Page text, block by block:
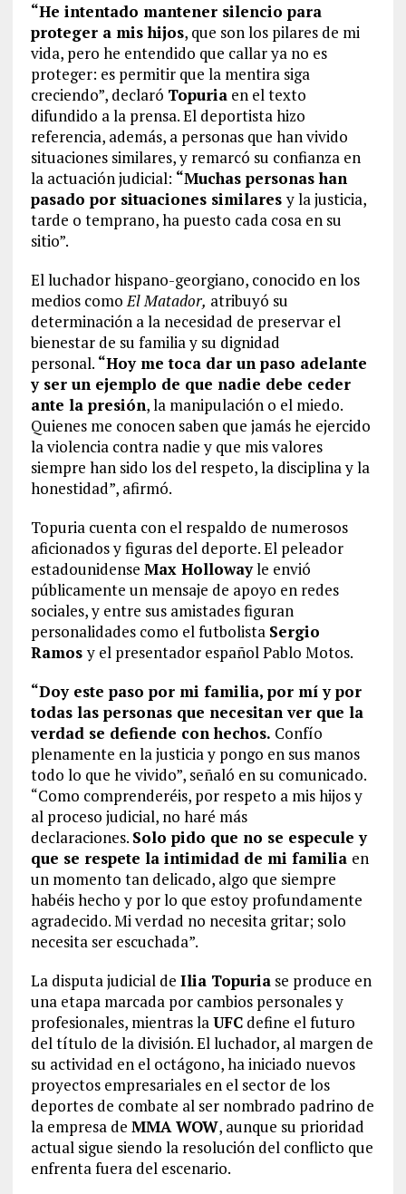
“He intentado mantener silencio para
proteger a mis hijos, que son los pilares de mi
vida, pero he entendido que callar ya no es
proteger: es permitir que la mentira siga
creciendo”, declaró Topuriaen el texto
difundido a la prensa. El deportista hizo
referencia, además, a personas que han vivido
situaciones similares, y remarcó su confianza en
la actuación judicial: “Muchas personas han
pasado por situaciones similaresy la justicia,
tarde o temprano, ha puesto cada cosa en su
sitio”.
El luchador hispano-georgiano, conocido en los
medios comoEl Matador, atribuyó su
determinación a la necesidad de preservar el
bienestar de su familia y su dignidad
personal. “Hoy me toca dar un paso adelante
y ser un ejemplo de que nadie debe ceder
ante la presión, la manipulación o el miedo.
Quienes me conocen saben que jamás he ejercido
la violencia contra nadie y que mis valores
siempre han sido los del respeto, la disciplina y la
honestidad”, afirmó.
Topuria cuenta con el respaldo de numerosos
aficionados y figuras del deporte. El peleador
estadounidense Max Hollowayle envió
públicamente un mensaje de apoyo en redes
sociales, y entre sus amistades figuran
personalidades como el futbolista Sergio
Ramosy el presentador español Pablo Motos.
“Doy este paso por mi familia, por mí y por
todas las personas que necesitan ver que la
verdad se defiende con hechos. Confío
plenamente en la justicia y pongo en sus manos
todo lo que he vivido”, señaló en su comunicado.
“Como comprenderéis, por respeto a mis hijos y
al proceso judicial, no haré más
declaraciones. Solo pido que no se especule y
que se respete la intimidad de mi familia en
un momento tan delicado, algo que siempre
habéis hecho y por lo que estoy profundamente
agradecido. Mi verdad no necesita gritar; solo
necesita ser escuchada”.
La disputa judicial de Ilia Topuriase produce en
una etapa marcada por cambios personales y
profesionales, mientras laUFCdefine el futuro
del título de la división. El luchador, al margen de
su actividad en el octágono, ha iniciado nuevos
proyectos empresariales en el sector de los
deportes de combate al ser nombrado padrino de
la empresa de MMA WOW, aunque su prioridad
actual sigue siendo la resolución del conflicto que
enfrenta fuera del escenario.